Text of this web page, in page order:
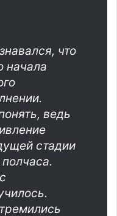
что
начала
ведь
стадии